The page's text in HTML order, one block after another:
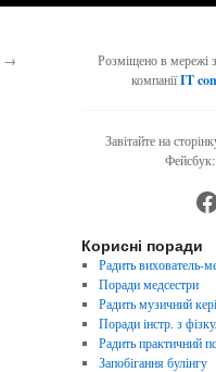
→
Розміщено в мережі
компаніїIT
Завітайте на
Фейсбук:
Корисні поради
Радить вихователь-
Поради медсестри
Радить музичний
Поради інстр. з
Радить практичний
Запобігання булінгу